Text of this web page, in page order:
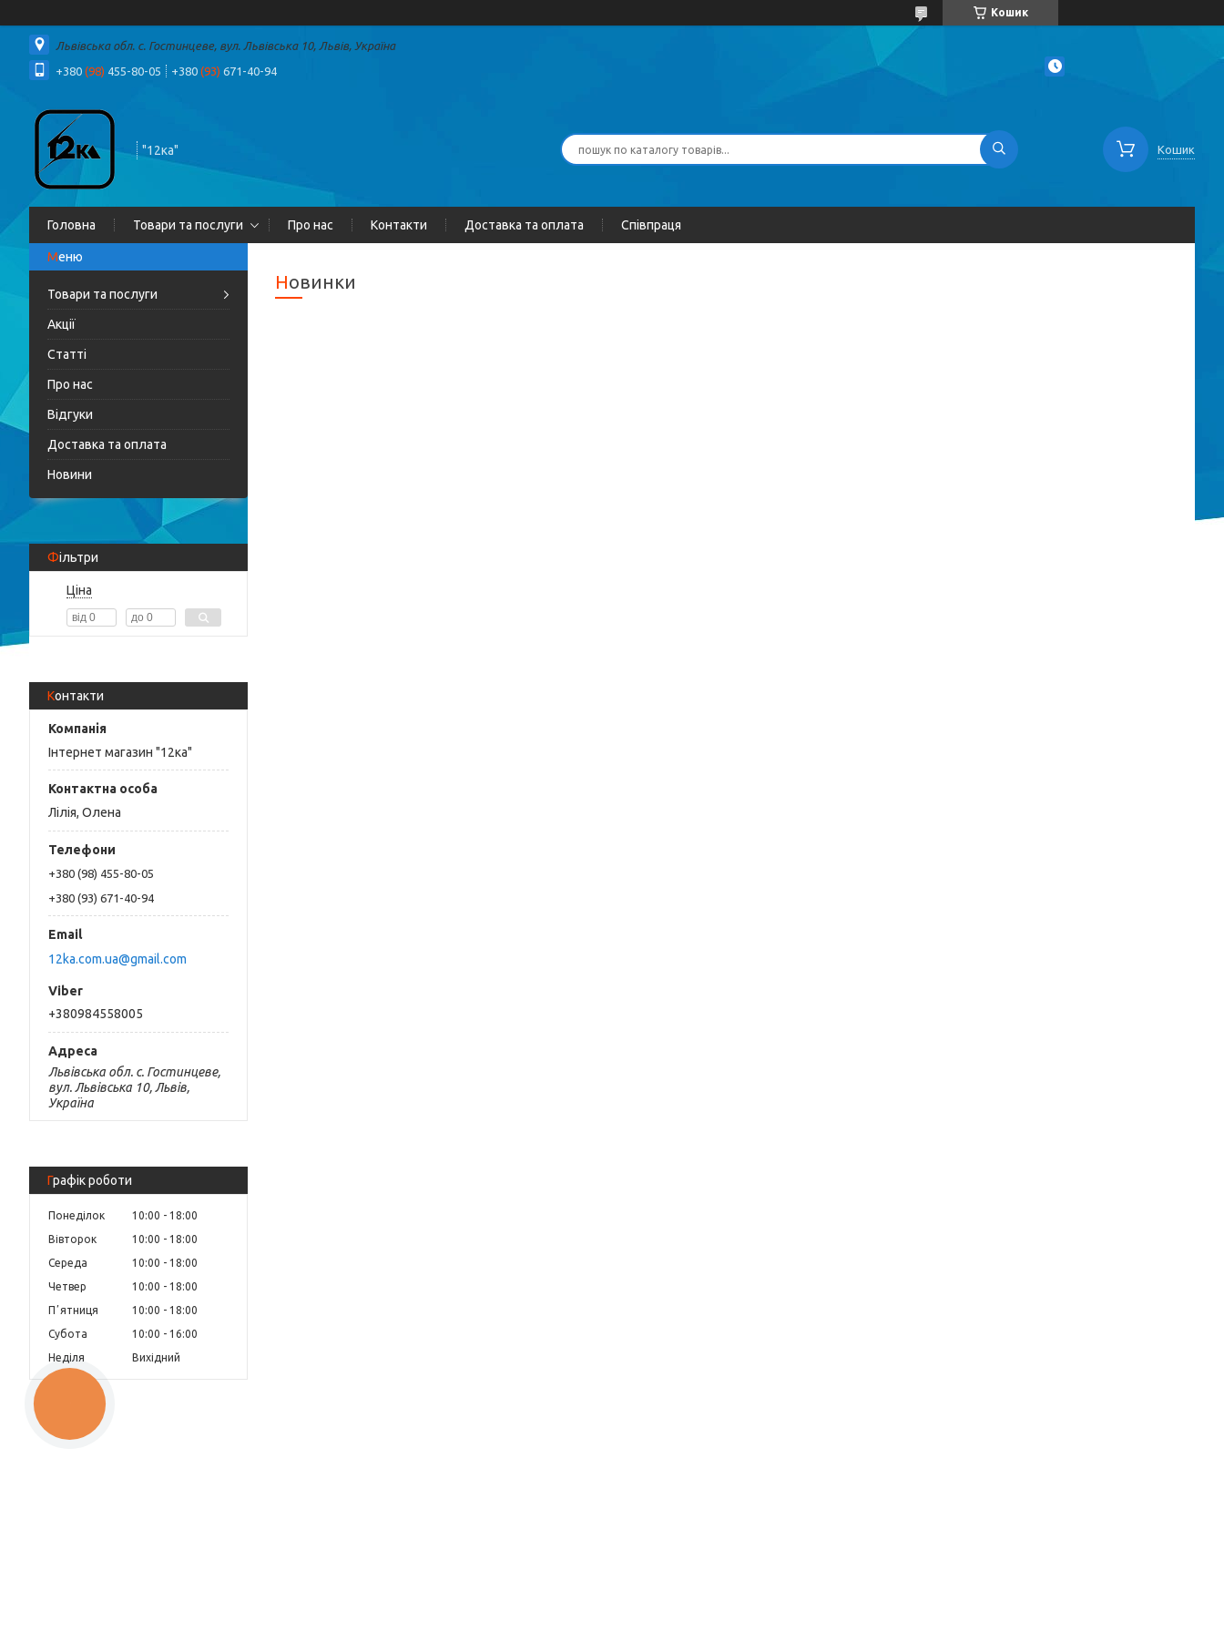
Кошик
Львівська обл. с. Гостинцеве, вул. Львівська 10, Львів, Україна
+380 (98) 455-80-05 +380 (93) 671-40-94
"12ка" Кошик
Головна Товари та послуги Про нас Контакти Доставка та оплата Співпраця
Товари та послуги
Акції
Статті
Про нас
Відгуки
Доставка та оплата
Новини
Фільтри
Ціна
Контакти
Інтернет магазин "12ка"
Лілія, Олена
+380 (98) 455-80-05
+380 (93) 671-40-94
12ka.com.ua@gmail.com
+380984558005
Львівська обл. с. Гостинцеве,
вул. Львівська 10, Львів,
Україна
Графік роботи
Понеділок 10:00
18:00
Вівторок
10:00
18:00
Середа
10:00
18:00
Четвер
10:00
18:00
Пʼятниця
10:00
18:00
Субота
10:00
16:00
Неділя
Вихідний
Новинки